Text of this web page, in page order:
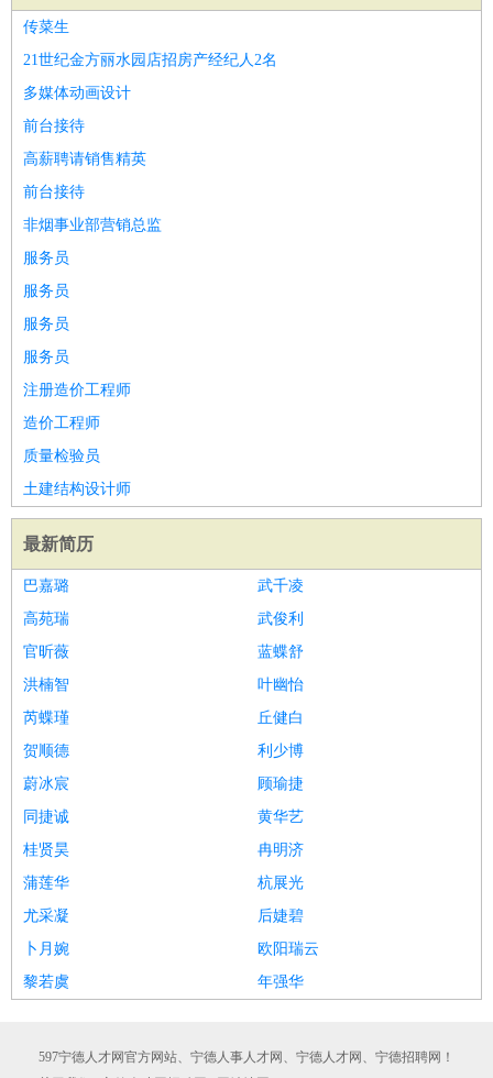
传菜生
21世纪金方丽水园店招房产经纪人2名
多媒体动画设计
前台接待
高薪聘请销售精英
前台接待
非烟事业部营销总监
服务员
服务员
服务员
服务员
注册造价工程师
造价工程师
质量检验员
土建结构设计师
最新简历
巴嘉璐
武千凌
高苑瑞
武俊利
官昕薇
蓝蝶舒
洪楠智
叶幽怡
芮蝶瑾
丘健白
贺顺德
利少博
蔚冰宸
顾瑜捷
同捷诚
黄华艺
桂贤昊
冉明济
蒲莲华
杭展光
尤采凝
后婕碧
卜月婉
欧阳瑞云
黎若虞
年强华
597宁德人才网官方网站、宁德人事人才网、宁德人才网、宁德招聘网！